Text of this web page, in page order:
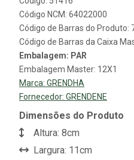
Código NCM: 64022000
Código de Barras do Produto:
Código de Barras da Caixa
Embalagem: PAR
Embalagem Master: 12X1
Marca: GRENDHA
Fornecedor: GRENDENE
Dimensões do Produto
Altura: 8cm
Largura: 11cm